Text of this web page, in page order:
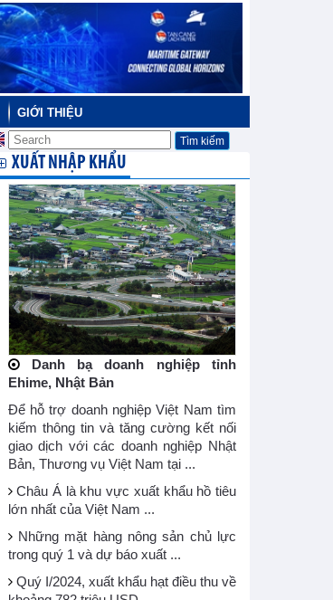
GIỚI THIỆU
XUẤT NHẬP KHẨU
Danh bạ doanh nghiệp tỉnh
Ehime, Nhật Bản
Để hỗ trợ doanh nghiệp Việt Nam tìm
kiếm thông tin và tăng cường kết nối
giao dịch với các doanh nghiệp Nhật
Bản, Thương vụ Việt Nam tại ...
Châu Á là khu vực xuất khẩu hồ tiêu
lớn nhất của Việt Nam ...
Những mặt hàng nông sản chủ lực
trong quý 1 và dự báo xuất ...
Quý I/2024, xuất khẩu hạt điều thu về